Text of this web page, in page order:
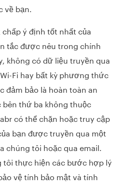
bạn.
ý định tốt nhất của
tắc được nêu trong chính
không có dữ liệu truyền qua
Fi hay bất kỳ phương thức
đảm bảo là hoàn toàn an
bên thứ ba không thuộc
có thể chặn hoặc truy cập
bạn được truyền qua một
chúng tôi hoặc qua email.
tôi thực hiện các bước hợp lý
vệ tính bảo mật và tính